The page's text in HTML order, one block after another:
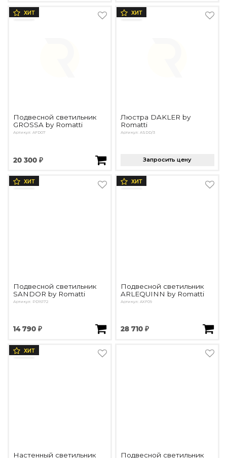
ХИТ
Подвесной светильник
GROSSA by Romatti
Артикул: AFD07
20 300 ₽
ХИТ
Люстра DAKLER by
Romatti
Артикул: ASDD/3
Запросить цену
ХИТ
Подвесной светильник
SANDOR by Romatti
Артикул: PD16172
14 790 ₽
ХИТ
Подвесной светильник
ARLEQUINN by Romatti
Артикул: AXF09
28 710 ₽
ХИТ
Настенный светильник
Подвесной светильник